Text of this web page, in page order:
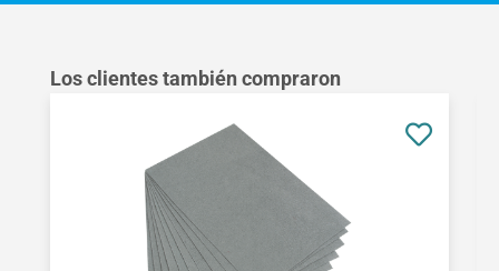
Omitir la galería de productos
Los clientes también compraron